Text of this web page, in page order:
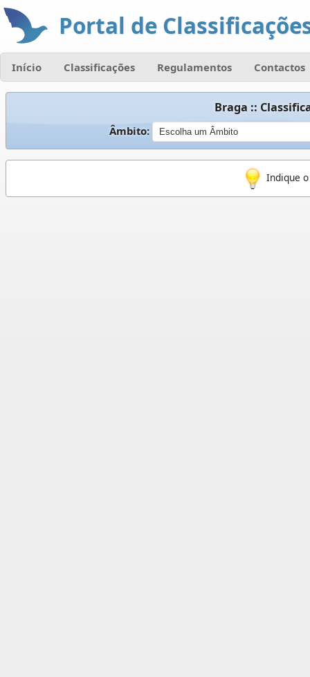
Portal de
Início Classificações Regulamentos Contactos
Braga ::
Âmbito:
Indique